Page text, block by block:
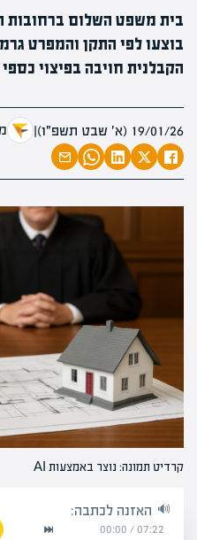
בית משפט השלום ברחובות
בוצעו לפי התקן והמפרט
הקבלנית חויבה בפיצוי
19/01/26 (א׳ שבט תשפ״ו) |
קרדיט תמונה: נוצר באמצעות AI
האזנה לכתבה:
07:22
/
00:00